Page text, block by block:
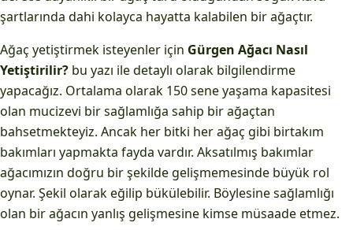
şartlarında dahi kolayca hayatta kalabilen bir ağaçtır.
Ağaç yetiştirmek isteyenler için Gürgen Ağacı Nasıl
Yetiştirilir? bu yazı ile detaylı olarak bilgilendirme
yapacağız. Ortalama olarak 150 sene yaşama kapasitesi
olan mucizevi bir sağlamlığa sahip bir ağaçtan
bahsetmekteyiz. Ancak her bitki her ağaç gibi birtakım
bakımları yapmakta fayda vardır. Aksatılmış bakımlar
ağacımızın doğru bir şekilde gelişmemesinde büyük rol
oynar. Şekil olarak eğilip bükülebilir. Böylesine sağlamlığı
olan bir ağacın yanlış gelişmesine kimse müsaade etmez.